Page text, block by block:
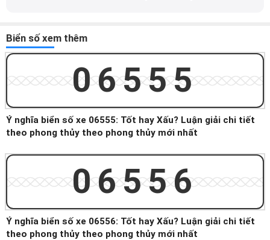
Biển số xem thêm
06555
Ý nghĩa biển số xe 06555: Tốt hay Xấu? Luận giải chi tiết
theo phong thủy theo phong thủy mới nhất
06556
Ý nghĩa biển số xe 06556: Tốt hay Xấu? Luận giải chi tiết
theo phong thủy theo phong thủy mới nhất